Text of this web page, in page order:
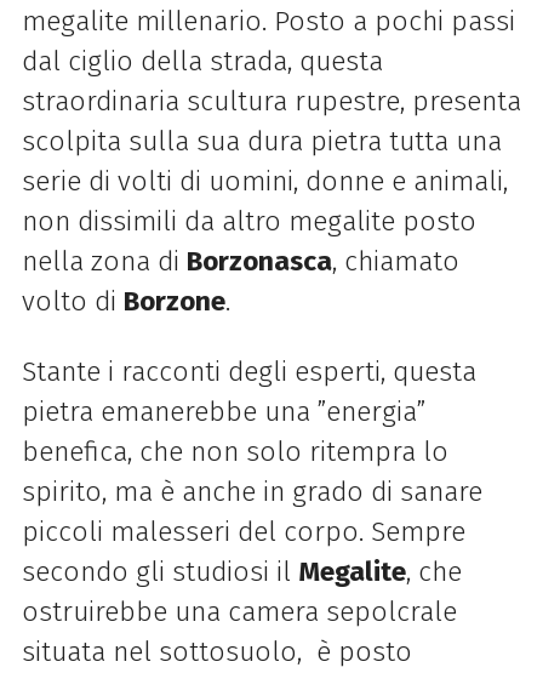
megalite millenario. Posto a pochi passi
dal ciglio della strada, questa
straordinaria scultura rupestre, presenta
scolpita sulla sua dura pietra tutta una
serie di volti di uomini, donne e animali,
non dissimili da altro megalite posto
nella zona di Borzonasca, chiamato
volto di Borzone.
Stante i racconti degli esperti, questa
pietra emanerebbe una ”energia”
benefica, che non solo ritempra lo
spirito, ma è anche in grado di sanare
piccoli malesseri del corpo. Sempre
secondo gli studiosi il Megalite, che
ostruirebbe una camera sepolcrale
situata nel sottosuolo, è posto